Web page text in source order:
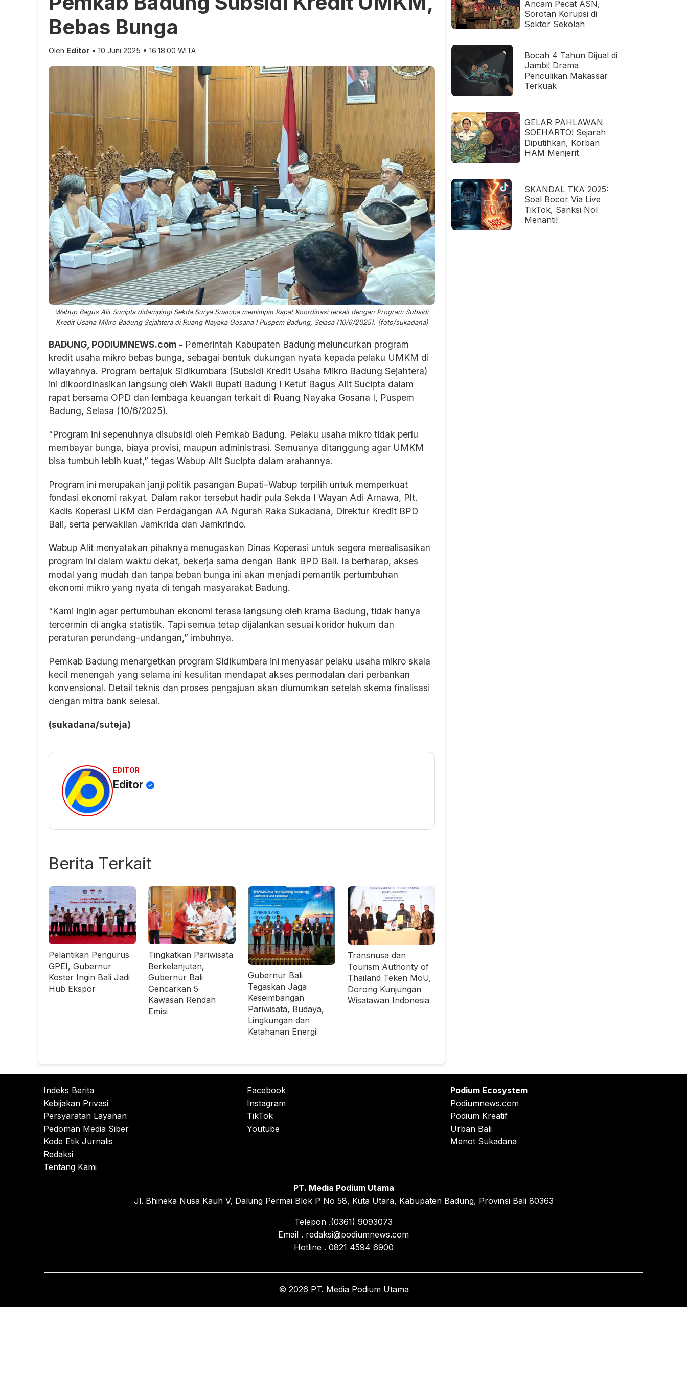
Bebas Bunga
Oleh Editor • 10 Juni 2025 • 16:18:00 WITA
Wabup Bagus Alit Sucipta didampingi Sekda Surya Suamba memimpin Rapat Koordinasi terkait dengan Program Subsidi
Kredit Usaha Mikro Badung Sejahtera di Ruang Nayaka Gosana I Puspem Badung, Selasa (10/6/2025). (foto/sukadana)
BADUNG, PODIUMNEWS.com - Pemerintah Kabupaten Badung meluncurkan program
kredit usaha mikro bebas bunga, sebagai bentuk dukungan nyata kepada pelaku UMKM di
wilayahnya. Program bertajuk Sidikumbara (Subsidi Kredit Usaha Mikro Badung Sejahtera)
ini dikoordinasikan langsung oleh Wakil Bupati Badung I Ketut Bagus Alit Sucipta dalam
rapat bersama OPD dan lembaga keuangan terkait di Ruang Nayaka Gosana I, Puspem
Badung, Selasa (10/6/2025).
“Program ini sepenuhnya disubsidi oleh Pemkab Badung. Pelaku usaha mikro tidak perlu
membayar bunga, biaya provisi, maupun administrasi. Semuanya ditanggung agar UMKM
bisa tumbuh lebih kuat,” tegas Wabup Alit Sucipta dalam arahannya.
Program ini merupakan janji politik pasangan Bupati–Wabup terpilih untuk memperkuat
fondasi ekonomi rakyat. Dalam rakor tersebut hadir pula Sekda I Wayan Adi Arnawa, Plt.
Kadis Koperasi UKM dan Perdagangan AA Ngurah Raka Sukadana, Direktur Kredit BPD
Bali, serta perwakilan Jamkrida dan Jamkrindo.
Wabup Alit menyatakan pihaknya menugaskan Dinas Koperasi untuk segera merealisasikan
program ini dalam waktu dekat, bekerja sama dengan Bank BPD Bali. Ia berharap, akses
modal yang mudah dan tanpa beban bunga ini akan menjadi pemantik pertumbuhan
ekonomi mikro yang nyata di tengah masyarakat Badung.
“Kami ingin agar pertumbuhan ekonomi terasa langsung oleh krama Badung, tidak hanya
tercermin di angka statistik. Tapi semua tetap dijalankan sesuai koridor hukum dan
peraturan perundang-undangan,” imbuhnya.
Pemkab Badung menargetkan program Sidikumbara ini menyasar pelaku usaha mikro skala
kecil menengah yang selama ini kesulitan mendapat akses permodalan dari perbankan
konvensional. Detail teknis dan proses pengajuan akan diumumkan setelah skema finalisasi
dengan mitra bank selesai.
(sukadana/suteja)
EDITOR
Editor
Berita Terkait
Pelantikan Pengurus
GPEI, Gubernur
Koster Ingin Bali Jadi
Hub Ekspor
Tingkatkan Pariwisata
Berkelanjutan,
Gubernur Bali
Gencarkan 5
Kawasan Rendah
Emisi
Gubernur Bali
Tegaskan Jaga
Keseimbangan
Pariwisata, Budaya,
Lingkungan dan
Ketahanan Energi
Transnusa dan
Tourism Authority of
Thailand Teken MoU,
Dorong Kunjungan
Wisatawan Indonesia
Ancam Pecat ASN,
Sorotan Korupsi di
Sektor Sekolah
Bocah 4 Tahun Dijual di
Jambi! Drama
Penculikan Makassar
Terkuak
GELAR PAHLAWAN
SOEHARTO! Sejarah
Diputihkan, Korban
HAM Menjerit
SKANDAL TKA 2025:
Soal Bocor Via Live
TikTok, Sanksi Nol
Menanti!
Indeks Berita
Kebijakan Privasi
Persyaratan Layanan
Pedoman Media Siber
Kode Etik Jurnalis
Redaksi
Tentang Kami
Facebook
Instagram
TikTok
Youtube
Podium Ecosystem
Podiumnews.com
Podium Kreatif
Urban Bali
Menot Sukadana
PT. Media Podium Utama
Jl. Bhineka Nusa Kauh V, Dalung Permai Blok P No 58, Kuta Utara, Kabupaten Badung, Provinsi Bali 80363
Telepon .(0361) 9093073
Email . redaksi@podiumnews.com
Hotline . 0821 4594 6900
© 2026 PT. Media Podium Utama